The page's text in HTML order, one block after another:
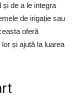
și de a le integra
de irigație sau
oferă
și ajută la luarea